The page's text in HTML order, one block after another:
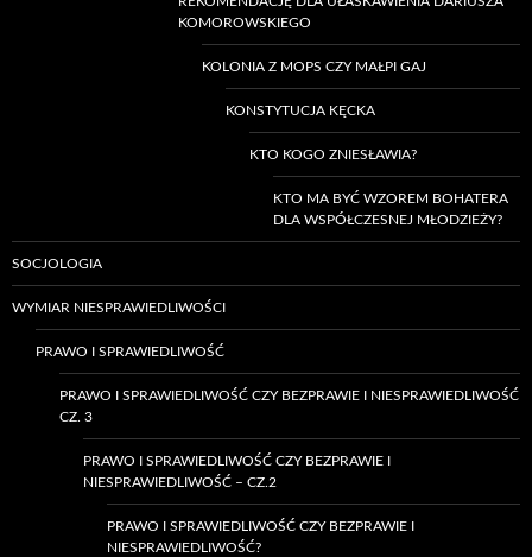
KOMOROWSKIEGO
KOLONIA Z MOPS CZY MAŁPI GAJ
KONSTYTUCJA KĘCKA
KTO KOGO ZNIESŁAWIA?
KTO MA BYĆ WZOREM BOHATERA
DLA WSPÓŁCZESNEJ MŁODZIEŻY?
SOCJOLOGIA
WYMIAR NIESPRAWIEDLIWOŚCI
PRAWO I SPRAWIEDLIWOŚĆ
PRAWO I SPRAWIEDLIWOŚĆ CZY BEZPRAWIE I NIESPRAWIEDLIWOŚĆ
CZ. 3
PRAWO I SPRAWIEDLIWOŚĆ CZY BEZPRAWIE I
NIESPRAWIEDLIWOŚĆ – CZ.2
PRAWO I SPRAWIEDLIWOŚĆ CZY BEZPRAWIE I
NIESPRAWIEDLIWOŚĆ?